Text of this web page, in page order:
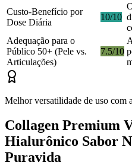
Custo-Benefício por
Dose Diária
10/10
Adequação para o
Público 50+ (Pele vs.
Articulações)
7.5/10
Melhor versatilidade de uso com
Collagen Premium
Hialurônico Sabor
Puravida